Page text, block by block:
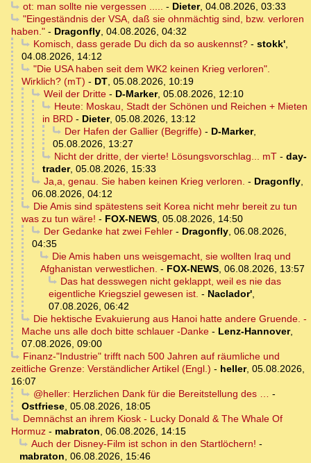
ot: man sollte nie vergessen ..... - Dieter, 04.08.2026, 03:33
"Eingeständnis der VSA, daß sie ohnmächtig sind, bzw. verloren
haben." - Dragonfly, 04.08.2026, 04:32
Komisch, dass gerade Du dich da so auskennst?- stokk',
04.08.2026, 14:12
"Die USA haben seit dem WK2 keinen Krieg verloren".
Wirklich? (mT) - DT, 05.08.2026, 10:19
Weil der Dritte- D-Marker, 05.08.2026, 12:10
Heute: Moskau, Stadt der Schönen und Reichen + Mieten
in BRD - Dieter, 05.08.2026, 13:12
Der Hafen der Gallier (Begriffe) - D-Marker,
05.08.2026, 13:27
Nicht der dritte, der vierte! Lösungsvorschlag... mT- day-
trader, 05.08.2026, 15:33
Ja,a, genau. Sie haben keinen Krieg verloren. - Dragonfly,
06.08.2026, 04:12
Die Amis sind spätestens seit Korea nicht mehr bereit zu tun
was zu tun wäre! - FOX-NEWS, 05.08.2026, 14:50
Der Gedanke hat zwei Fehler- Dragonfly, 06.08.2026,
04:35
Die Amis haben uns weisgemacht, sie wollten Iraq und
Afghanistan verwestlichen. - FOX-NEWS, 06.08.2026, 13:57
Das hat desswegen nicht geklappt, weil es nie das
eigentliche Kriegsziel gewesen ist. - Naclador',
07.08.2026, 06:42
Die hektische Evakuierung aus Hanoi hatte andere Gruende. -
Mache uns alle doch bitte schlauer -Danke - Lenz-Hannover,
07.08.2026, 09:00
Finanz-"Industrie" trifft nach 500 Jahren auf räumliche und
zeitliche Grenze: Verständlicher Artikel (Engl.) - heller, 05.08.2026,
16:07
@heller: Herzlichen Dank für die Bereitstellung des … -
Ostfriese, 05.08.2026, 18:05
Demnächst an ihrem Kiosk - Lucky Donald & The Whale Of
Hormuz - mabraton, 06.08.2026, 14:15
Auch der Disney-Film ist schon in den Startlöchern! -
mabraton, 06.08.2026, 15:46